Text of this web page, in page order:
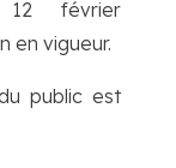
12 février
en vigueur.
public est